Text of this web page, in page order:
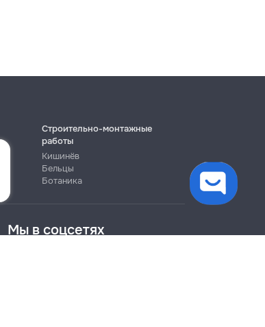
Строительно-монтажные
работы
Кишинёв
Бельцы
Ботаника
Мы в соцсетях